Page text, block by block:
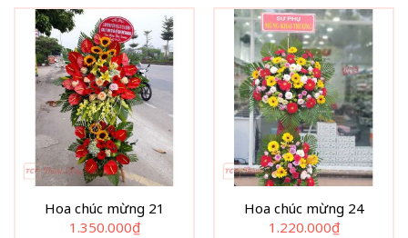
Hoa chúc mừng 21
1.350.000₫
Hoa chúc mừng 24
1.220.000₫